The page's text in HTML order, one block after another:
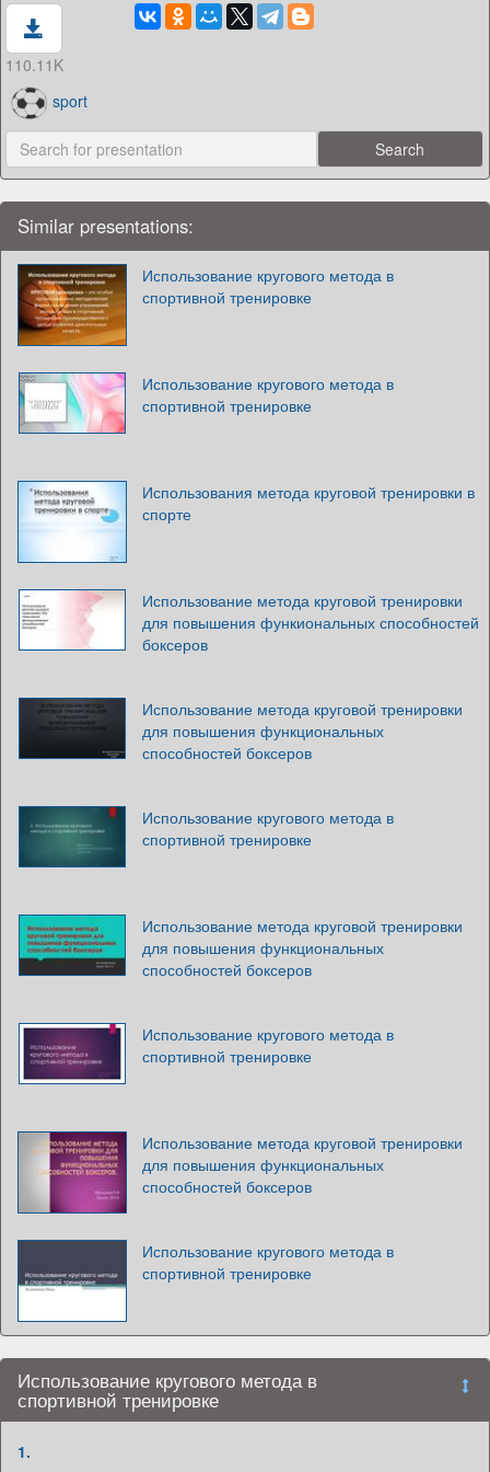
110.11K
sport
Similar presentations:
Использование кругового метода в
спортивной тренировке
Использование кругового метода в
спортивной тренировке
Использования метода круговой тренировки в
спорте
Использование метода круговой тренировки
для повышения функиональных способностей
боксеров
Использование метода круговой тренировки
для повышения функциональных
способностей боксеров
Использование кругового метода в
спортивной тренировке
Использование метода круговой тренировки
для повышения функциональных
способностей боксеров
Использование кругового метода в
спортивной тренировке
Использование метода круговой тренировки
для повышения функциональных
способностей боксеров
Использование кругового метода в
спортивной тренировке
Использование кругового метода в
спортивной тренировке
1.